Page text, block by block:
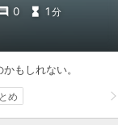
0 1 分
もしれない。
め